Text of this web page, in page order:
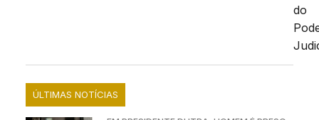
do
ÚLTIMAS NOTÍCIAS